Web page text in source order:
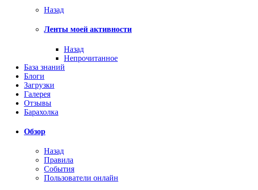
Назад
Ленты моей активности
Назад
Непрочитанное
База знаний
Блоги
Загрузки
Галерея
Отзывы
Барахолка
Обзор
Назад
Правила
События
Пользователи онлайн